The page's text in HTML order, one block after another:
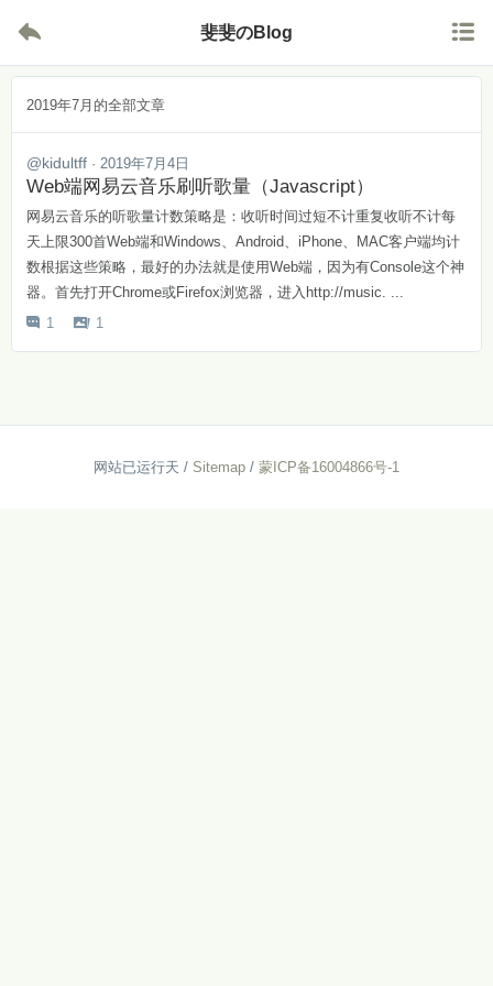
 斐斐のBlog 
2019年7月的全部文章
@kidultff · 2019年7月4日
Web端网易云音乐刷听歌量（Javascript）
网易云音乐的听歌量计数策略是：收听时间过短不计重复收听不计每
天上限300首Web端和Windows、Android、iPhone、MAC客户端均计
数根据这些策略，最好的办法就是使用Web端，因为有Console这个神
器。首先打开Chrome或Firefox浏览器，进入http://music. ...
 1  1
网站已运行天 / Sitemap / 蒙ICP备16004866号-1